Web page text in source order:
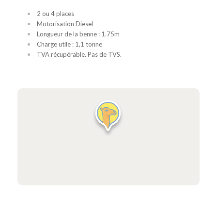
2 ou 4 places
Motorisation Diesel
Longueur de la benne : 1.75m
Charge utile : 1,1 tonne
TVA récupérable. Pas de TVS.